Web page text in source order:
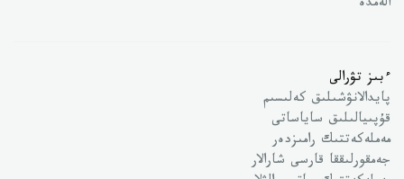
الەمدە
ءبىز تۋرالى
پايدالانۋشىلىق كەلىسىم
قۇپىيالىلىق ساياساتى
مەملەكەتتىك رامىزدەر
جەمقورلىققا قارسى شارالار